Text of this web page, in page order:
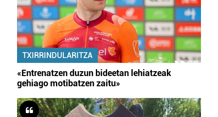
TXIRRINDULARITZA
«Entrenatzen duzun bideetan lehiatzeak
gehiago motibatzen zaitu»